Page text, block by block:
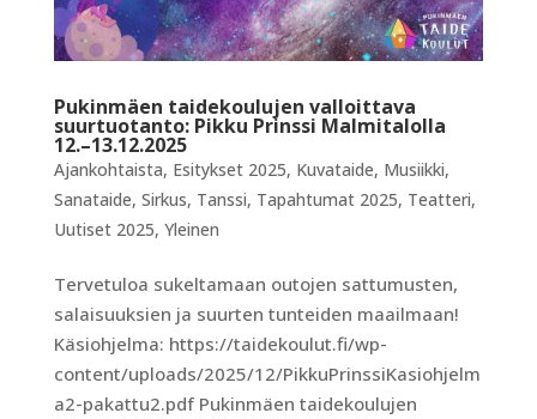
Pukinmäen taidekoulujen valloittava
suurtuotanto: Pikku Prinssi Malmitalolla
12.–13.12.2025
Ajankohtaista, Esitykset 2025, Kuvataide, Musiikki,
Sanataide, Sirkus, Tanssi, Tapahtumat 2025, Teatteri,
Uutiset 2025, Yleinen
Tervetuloa sukeltamaan outojen sattumusten,
salaisuuksien ja suurten tunteiden maailmaan!
Käsiohjelma: https://taidekoulut.fi/wp-
content/uploads/2025/12/PikkuPrinssiKasiohjelm
a2-pakattu2.pdf Pukinmäen taidekoulujen